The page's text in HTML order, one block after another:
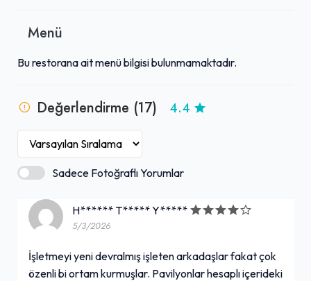
Sunulan lezzetli yiyecek ve içeceklerin yanı sıra, uygun ve
çıkmaktadır. Ayrıca, çalan House ve Deep Electro/Chill
kaçış noktası sunmaktadır.
Menü
Bu restorana ait menü bilgisi bulunmamaktadır.
Değerlendirme (17) 4.4
Sadece Fotoğraflı Yorumlar
H****** T***** Y*****
5/3/2026
İşletmeyi yeni devralmış işleten arkadaşlar fakat çok
özenli bi ortam kurmuşlar. Pavilyonlar hesaplı içerideki